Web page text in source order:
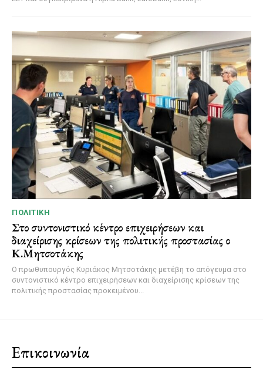
ΠΟΛΙΤΙΚΉ
Στο συντονιστικό κέντρο επιχειρήσεων και
διαχείρισης κρίσεων της πολιτικής προστασίας ο
Κ.Μητσοτάκης
Ο πρωθυπουργός Κυριάκος Μητσοτάκης μετέβη το απόγευμα στο
συντονιστικό κέντρο επιχειρήσεων και διαχείρισης κρίσεων της
πολιτικής προστασίας προκειμένου...
Επικοινωνία